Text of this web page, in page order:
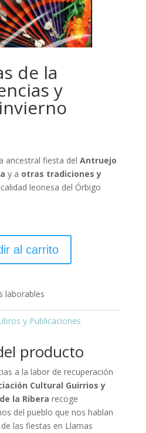
de la
y
ancestral fiesta del Antruejo
y a otras tradiciones y
leonesa del Órbigo
al carrito
laborables
y Publicaciones
producto
a la labor de recuperación
Cultural Guirrios y
la Ribera recoge
del pueblo que nos hablan
las fiestas en Llamas